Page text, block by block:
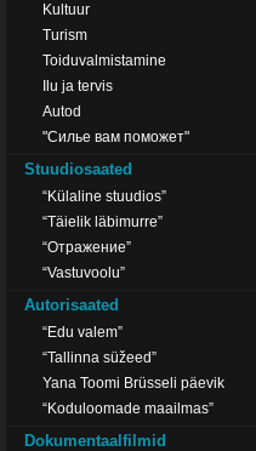
Kultuur
Turism
Toiduvalmistamine
Ilu ja tervis
Autod
"Силье вам поможет"
Stuudiosaated
“Külaline stuudios”
“Täielik läbimurre”
“Отражение”
“Vastuvoolu”
Autorisaated
“Edu valem”
“Tallinna süžeed”
Yana Toomi Brüsseli päevik
“Koduloomade maailmas”
Dokumentaalfilmid